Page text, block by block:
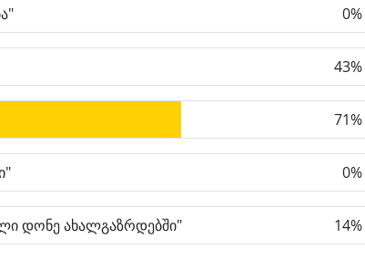
0%
43%
71%
0%
14%
დონე ახალგაზრდებში"